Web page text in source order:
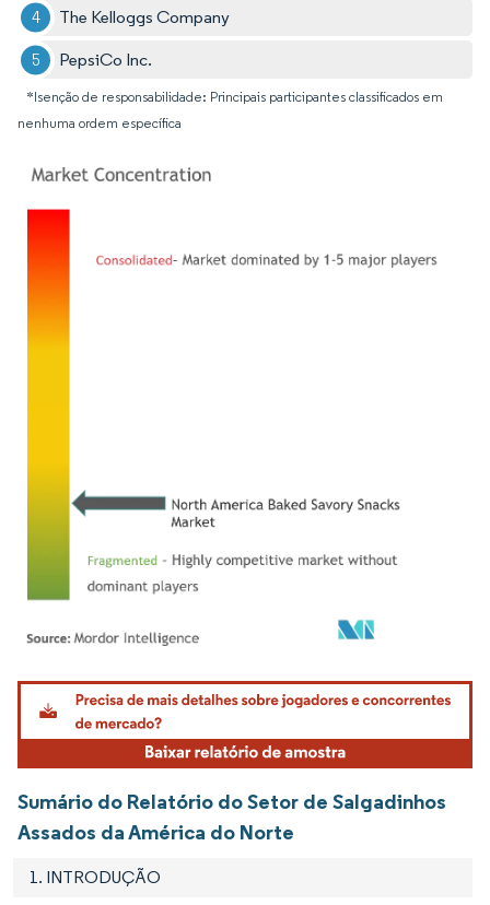
The Kelloggs Company
PepsiCo Inc.
*Isenção de responsabilidade: Principais participantes classificados em
nenhuma ordem específica
Imagem © Mordor Intelligence. O reuso requer atribuição conforme CC BY 4.0.
Sumário do Relatório do Setor de Salgadinhos
Assados da América do Norte
1. INTRODUÇÃO